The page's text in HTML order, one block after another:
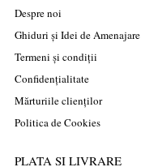
Despre noi
Ghiduri și Idei de Amenajare
Termeni și condiții
Confidențialitate
Mărturiile clienților
Politica de Cookies
PLATA SI LIVRARE